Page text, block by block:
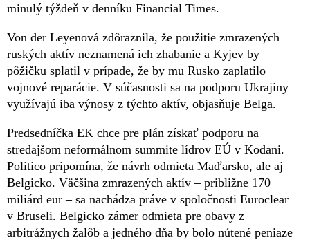
minulý týždeň v denníku Financial Times.
Von der Leyenová zdôraznila, že použitie zmrazených
ruských aktív neznamená ich zhabanie a Kyjev by
pôžičku splatil v prípade, že by mu Rusko zaplatilo
vojnové reparácie. V súčasnosti sa na podporu Ukrajiny
využívajú iba výnosy z týchto aktív, objasňuje Belga.
Predsedníčka EK chce pre plán získať podporu na
stredajšom neformálnom summite lídrov EÚ v Kodani.
Politico pripomína, že návrh odmieta Maďarsko, ale aj
Belgicko. Väčšina zmrazených aktív – približne 170
miliárd eur – sa nachádza práve v spoločnosti Euroclear
v Bruseli. Belgicko zámer odmieta pre obavy z
arbitrážnych žalôb a jedného dňa by bolo nútené peniaze